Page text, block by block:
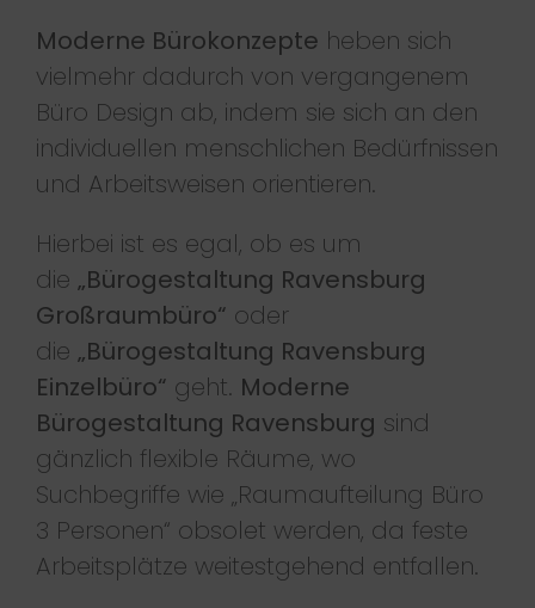
Moderne Bürokonzepte heben sich
vielmehr dadurch von vergangenem
Büro Design ab, indem sie sich an den
individuellen menschlichen Bedürfnissen
und Arbeitsweisen orientieren.
Hierbei ist es egal, ob es um
die „Bürogestaltung Ravensburg
Großraumbüro“ oder
die „Bürogestaltung Ravensburg
Einzelbüro“ geht. Moderne
Bürogestaltung Ravensburg sind
gänzlich flexible Räume, wo
Suchbegriffe wie „Raumaufteilung Büro
3 Personen“ obsolet werden, da feste
Arbeitsplätze weitestgehend entfallen.